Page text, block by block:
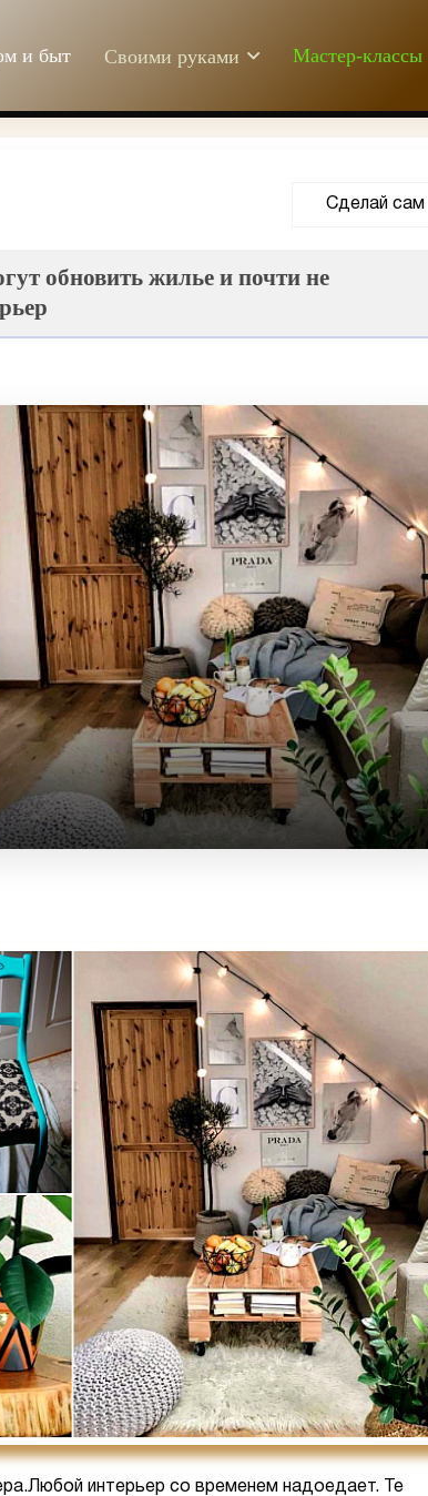
и быт Своими руками Мастер-классы
Сделай сам
обновить жилье и почти не
интерьер со временем надоедает. Те